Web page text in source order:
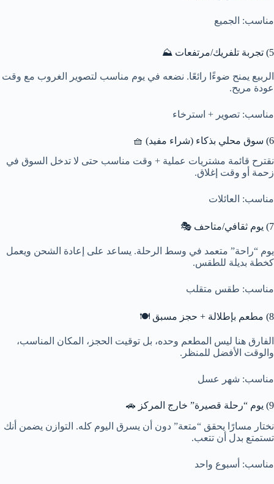
مناسب: الجميع
5) تجربة تلفريك/مرتفعات ⛰️
الربيع يمنح ضوءًا رائعًا. نضعه في يوم مناسب لتصوير الغروب مع وقت
عودة مريح.
مناسب: تصوير + استرخاء
6) سوق محلي بذكاء (شراء مفيد) 🧺
نقترح قائمة مشتريات عملية + وقت مناسب حتى لا تدخل السوق في
زحمة أو وقت إغلاق.
مناسب: العائلات
7) يوم ثقافي/متاحف 🎭
يوم “راحة” متعمد في وسط الرحلة. يساعد على إعادة الشحن ويعمل
كخطة بديلة للطقس.
مناسب: طقس متقلب
8) مطعم بإطلالة + حجز مسبق 🍽️
الفارق هنا ليس المطعم وحده، بل توقيت الحجز، المكان المناسب،
والوقت الأفضل للمنظر.
مناسب: شهر عسل
9) يوم “رحلة قصيرة” خارج المركز 🚗
نختار مسارًا يحقق “متعة” دون أن يسرق اليوم كله. التوازن يضمن أنك
تستمتع بدل أن تتعب.
مناسب: أسبوع واحد